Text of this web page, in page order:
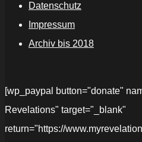
Datenschutz
Impressum
Archiv bis 2018
[wp_paypal button="donate"
Revelations" target="_blank"
return="https://